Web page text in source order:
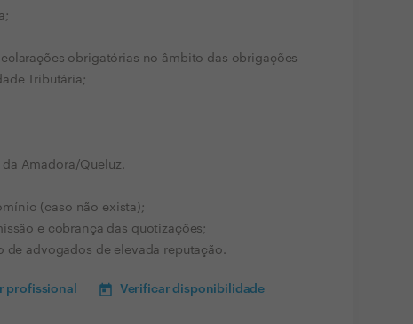
obrigatórias no âmbito das obrigações
Tributária;
Amadora/Queluz.
(caso não exista);
e cobrança das quotizações;
advogados de elevada reputação.
profissional Verificar disponibilidade